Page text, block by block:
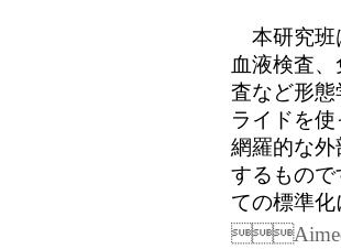
本研究班
血液検査
査など形
ライドを
網羅的な
するもの
ての標準
Aimed